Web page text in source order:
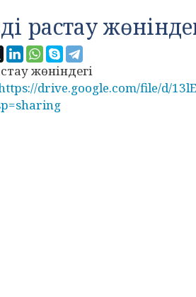
растау
жөніндегі
drive.google.com/file/d/